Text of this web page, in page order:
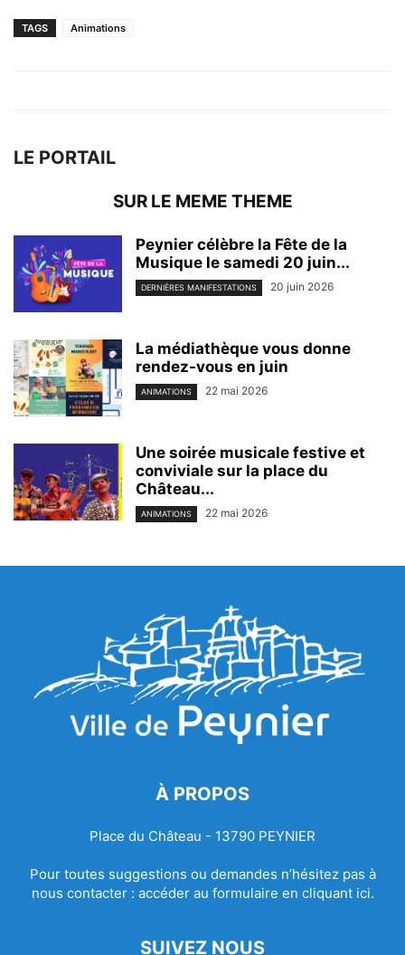
TAGS Animations
LE PORTAIL
SUR LE MEME THEME
Peynier célèbre la Fête de la
Musique le samedi 20 juin...
DERNIÈRES MANIFESTATIONS 20 juin 2026
La médiathèque vous donne
rendez-vous en juin
ANIMATIONS 22 mai 2026
Une soirée musicale festive et
conviviale sur la place du
Château...
ANIMATIONS 22 mai 2026
À PROPOS
Place du Château - 13790 PEYNIER
Pour toutes suggestions ou demandes n’hésitez pas à
nous contacter : accéder au formulaire en cliquant ici.
SUIVEZ NOUS